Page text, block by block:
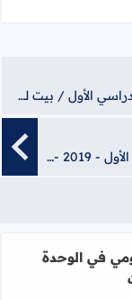
اختبار تجريبي لمادة الرياضيات - الفصل الدراسي الأول / بيت لحم - 2020 - رقم (1)
اختبار تجريبي لمادة الرياضيات - الفصل الدراسي الأول - 2019 - رقم (3)
في الوحدة الأولى
في الوحدة